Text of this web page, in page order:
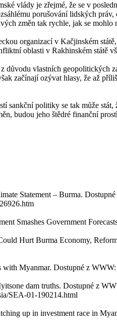
vlády je zřejmé, že se v
porušování lidských
změn tak rychle, jak se mohlo
organizací v Kačjinském
oblasti v Rakhinském státě
důvodu vlastních
začínají ozývat hlasy, že až
sankční politiky se tak může
budou jeho štědré finanční
Statement – Burma.
Smashes Government
Hurt Burma Economy,
Myanmar. Dostupné z
dam truths. Dostupné z
SEA-01-190214.html
up in investment race in